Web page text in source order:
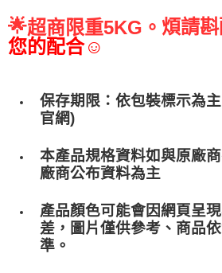
🌟超商限重5KG。 煩請
您的配合☺
保存期限：依包裝標示為
官網)
本產品規格資料如與原廠
廠商公布資料為主
產品顏色可能會因網頁呈
差，圖片僅供參考、商品
準。